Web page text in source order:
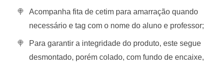
Acompanha fita de cetim para amarração quando
necessário e tag com o nome do aluno e professor;
Para garantir a integridade do produto, este segue
desmontado, porém colado, com fundo de encaixe,